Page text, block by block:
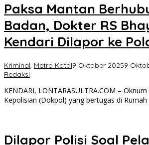
Paksa Mantan
Badan, Dokter RS
Kendari Dilapor ke
Kriminal, Metro Kota|9 Oktober 20259
Redaksi
KENDARI, LONTARASULTRA.COM –
Kepolisian (Dokpol) yang bertugas di Rumah
Dilapor Polisi Soal